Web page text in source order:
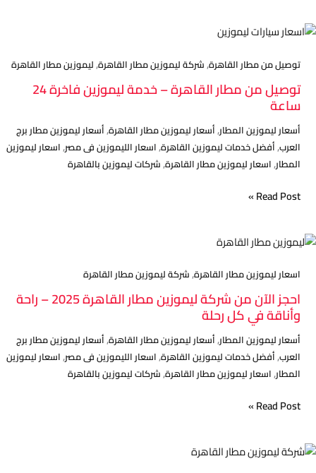
توصيل من مطار القاهرة,شركة ليموزين مطار القاهرة,ليموزين مطار القاهرة
توصيل من مطار القاهرة – خدمة ليموزين فاخرة 24
ساعة
أسعار ليموزين المطار,أسعار ليموزين مطار القاهرة,أسعار ليموزين مطار برج
العرب,أفضل خدمات ليموزين القاهرة,اسعار الليموزين فى مصر,اسعار ليموزين
المطار,اسعار ليموزين مطار القاهرة,شركات ليموزين بالقاهرة
توصيل
مطار
القاهرة
–
خدمة
ليموزين
فاخرة
24
Read Post »
اسعار ليموزين مطار القاهرة,شركة ليموزين مطار القاهرة
احجز الآن من شركة ليموزين مطار القاهرة 2025 – راحة
وأناقة في كل رحلة
أسعار ليموزين المطار,أسعار ليموزين مطار القاهرة,أسعار ليموزين مطار برج
العرب,أفضل خدمات ليموزين القاهرة,اسعار الليموزين فى مصر,اسعار ليموزين
المطار,اسعار ليموزين مطار القاهرة,شركات ليموزين بالقاهرة
احجز
من
شركة
ليموزين
مطار
القاهرة
2025
–
وأناقة
كل
رحلة
Read Post »
شركة